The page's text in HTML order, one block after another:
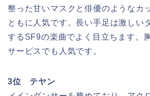
整った甘いマスクと俳優のようなカ
ともに人気です。長い手足は激しい
するSF9の楽曲でよく目立ちます。
サービスでも人気です。
3位 テヤン